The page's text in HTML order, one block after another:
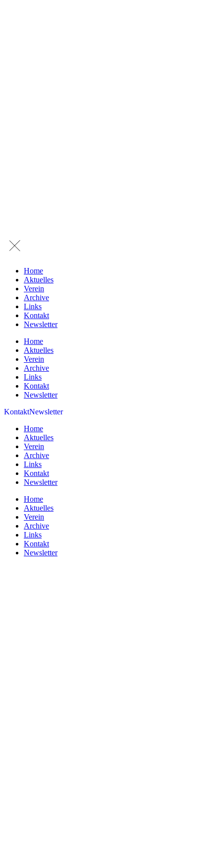
Home
Aktuelles
Verein
Archive
Links
Kontakt
Newsletter
Home
Aktuelles
Verein
Archive
Links
Kontakt
Newsletter
KontaktNewsletter
Home
Aktuelles
Verein
Archive
Links
Kontakt
Newsletter
Home
Aktuelles
Verein
Archive
Links
Kontakt
Newsletter